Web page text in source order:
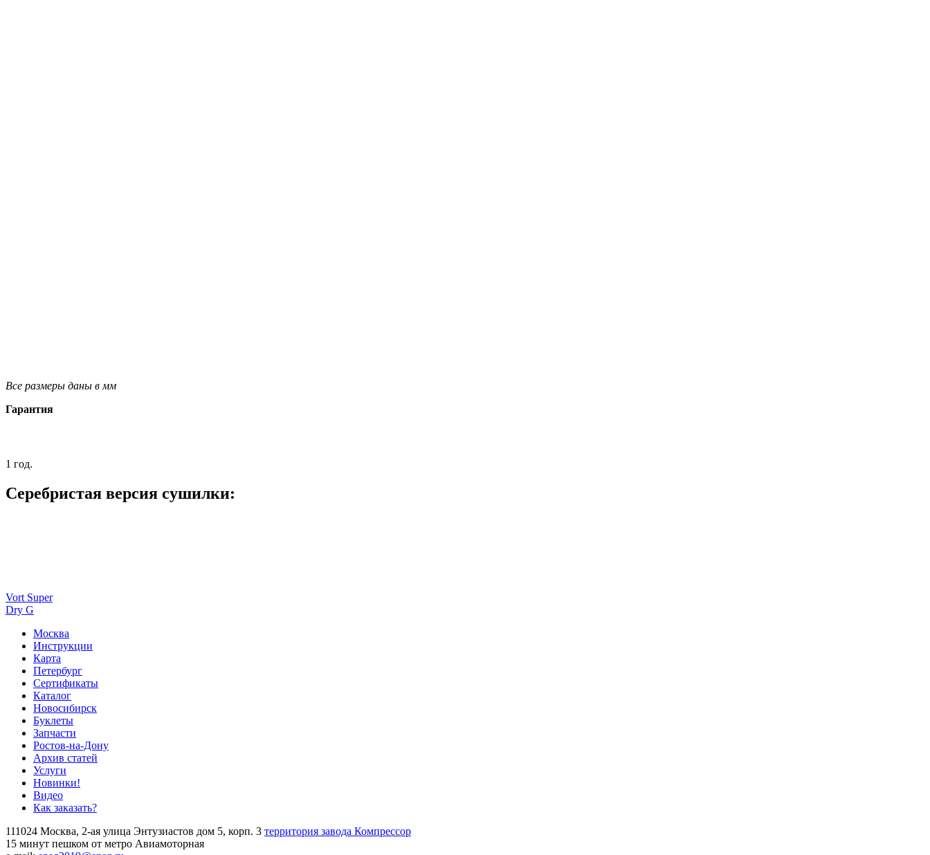
Все размеры даны в мм
Гарантия
1 год.
Серебристая версия сушилки:
Vort Super
Dry G
Москва
Инструкции
Карта
Петербург
Сертификаты
Каталог
Новосибирск
Буклеты
Запчасти
Ростов-на-Дону
Архив статей
Услуги
Новинки!
Видео
Как заказать?
111024 Москва, 2-ая улица Энтузиастов дом 5, корп. 3 территория завода Компрессор
15 минут пешком от метро Авиамоторная